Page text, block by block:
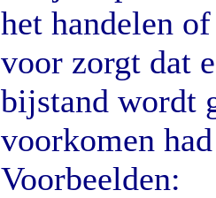
het handelen
voor zorgt dat
bijstand wordt
voorkomen
Voorbeelden: